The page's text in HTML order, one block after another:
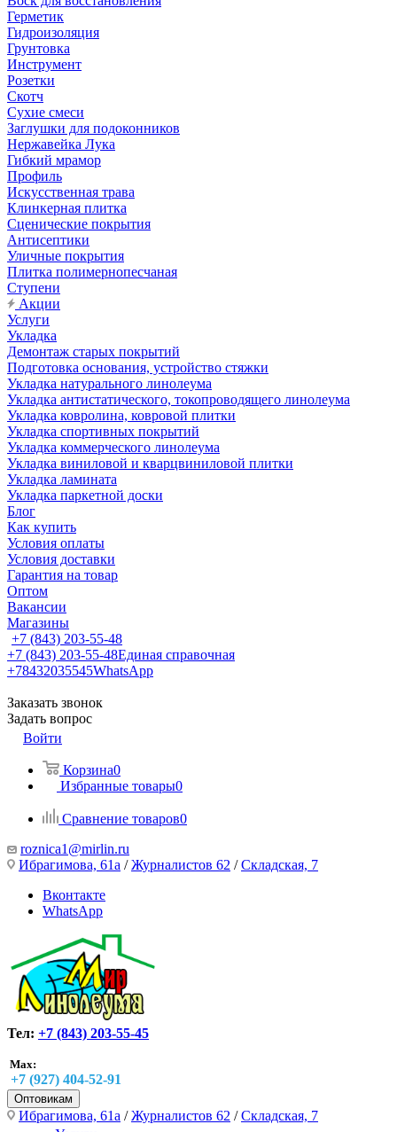
Герметик
Гидроизоляция
Грунтовка
Инструмент
Розетки
Скотч
Сухие смеси
Заглушки для подоконников
Нержавейка Лука
Гибкий мрамор
Профиль
Искусственная трава
Клинкерная плитка
Сценические покрытия
Антисептики
Уличные покрытия
Плитка полимернопесчаная
Ступени
Акции
Услуги
Укладка
Демонтаж старых покрытий
Подготовка основания, устройство стяжки
Укладка натурального линолеума
Укладка антистатического, токопроводящего линолеума
Укладка ковролина, ковровой плитки
Укладка спортивных покрытий
Укладка коммерческого линолеума
Укладка виниловой и кварцвиниловой плитки
Укладка ламината
Укладка паркетной доски
Блог
Как купить
Условия оплаты
Условия доставки
Гарантия на товар
Оптом
Вакансии
Магазины
+7 (843) 203-55-48
+7 (843) 203-55-48Единая справочная
+78432035545WhatsApp
Заказать звонок
Задать вопрос
Войти
Корзина0
Избранные товары0
Сравнение товаров0
roznica1@mirlin.ru
Ибрагимова, 61а /Журналистов 62 /Складская, 7
Вконтакте
WhatsApp
Тел: +7 (843) 203-55-45
Max:
+7 (927) 404-52-91
Оптовикам
Ибрагимова, 61а /Журналистов 62 /Складская, 7